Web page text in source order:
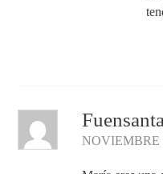
Fuensanta
NOVIEMBRE